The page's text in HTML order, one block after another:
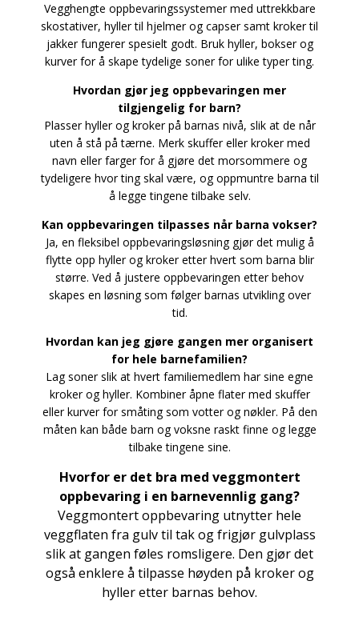
Vegghengte oppbevaringssystemer med uttrekkbare
skostativer, hyller til hjelmer og capser samt kroker til
jakker fungerer spesielt godt. Bruk hyller, bokser og
kurver for å skape tydelige soner for ulike typer ting.
Hvordan gjør jeg oppbevaringen mer
tilgjengelig for barn?
Plasser hyller og kroker på barnas nivå, slik at de når
uten å stå på tærne. Merk skuffer eller kroker med
navn eller farger for å gjøre det morsommere og
tydeligere hvor ting skal være, og oppmuntre barna til
å legge tingene tilbake selv.
Kan oppbevaringen tilpasses når barna vokser?
Ja, en fleksibel oppbevaringsløsning gjør det mulig å
flytte opp hyller og kroker etter hvert som barna blir
større. Ved å justere oppbevaringen etter behov
skapes en løsning som følger barnas utvikling over
tid.
Hvordan kan jeg gjøre gangen mer organisert
for hele barnefamilien?
Lag soner slik at hvert familiemedlem har sine egne
kroker og hyller. Kombiner åpne flater med skuffer
eller kurver for småting som votter og nøkler. På den
måten kan både barn og voksne raskt finne og legge
tilbake tingene sine.
Hvorfor er det bra med veggmontert
oppbevaring i en barnevennlig gang?
Veggmontert oppbevaring utnytter hele
veggflaten fra gulv til tak og frigjør gulvplass
slik at gangen føles romsligere. Den gjør det
også enklere å tilpasse høyden på kroker og
hyller etter barnas behov.